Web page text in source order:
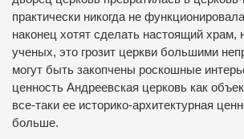
практически никогда не
наконец хотят сделать настоящий храм,
ученых, это грозит церкви большими
могут быть закопчены роскошные
ценность Андреевская церковь как
все-таки ее историко-архитектурная
больше.